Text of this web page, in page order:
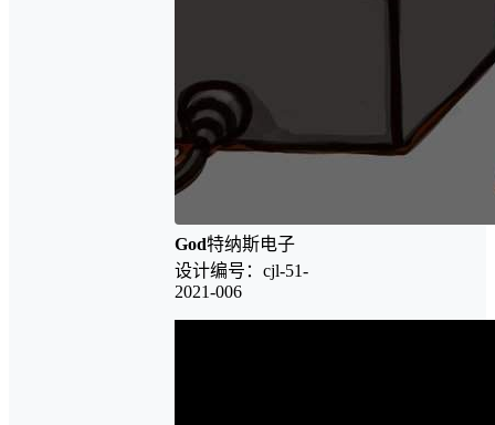
God特纳斯电子
设计编号：cjl-51-
2021-006